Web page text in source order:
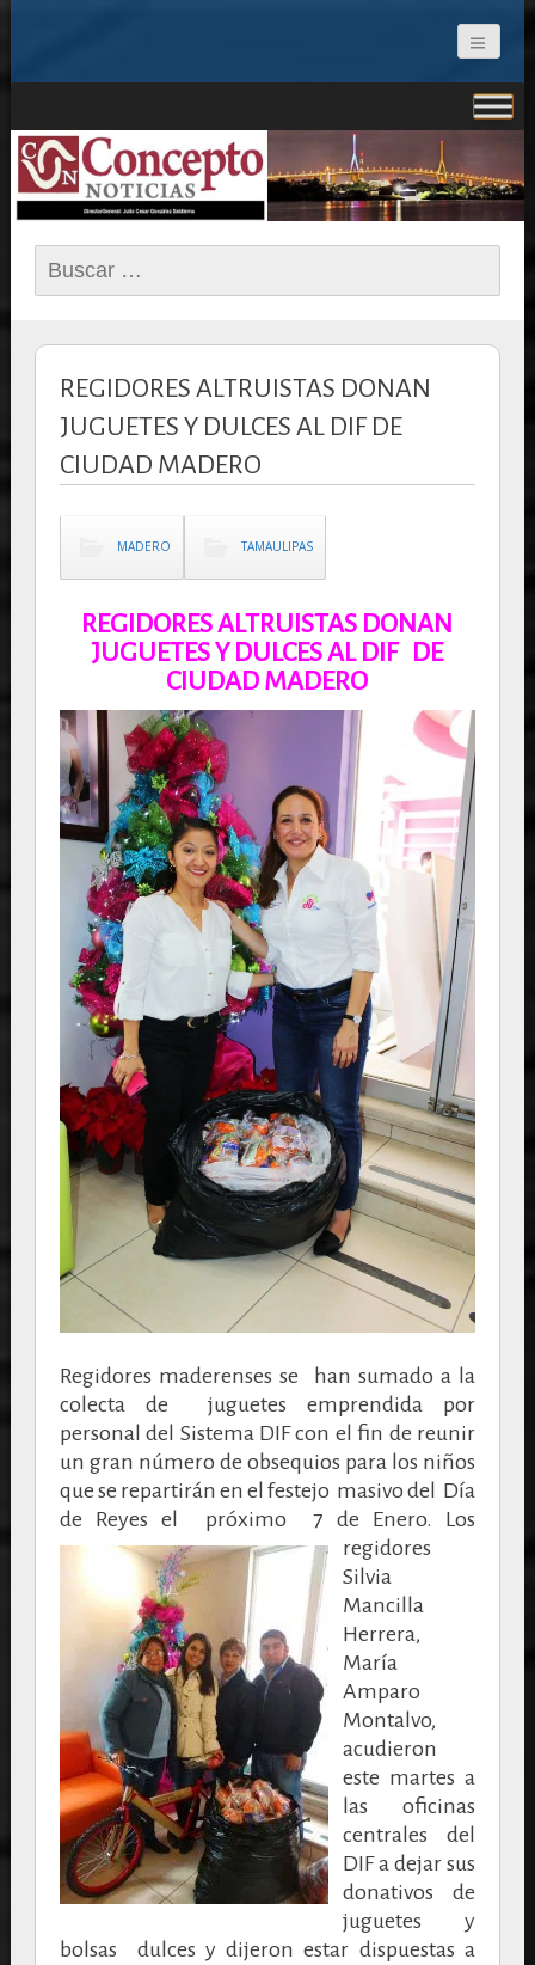
CONCEPTO NOTICIAS
Buscar:
REGIDORES ALTRUISTAS DONAN
JUGUETES Y DULCES AL DIF DE
CIUDAD MADERO
MADERO TAMAULIPAS
REGIDORES ALTRUISTAS DONAN
JUGUETES Y DULCES AL DIF DE
CIUDAD MADERO
Regidores maderenses se han sumado a la
colecta de juguetes emprendida por
personal del Sistema DIF con el fin de reunir
un gran número de obsequios para los niños
que se repartirán en el festejo masivo del Día
de Reyes el próximo 7 de Enero. Los
regidores
Silvia
Mancilla
Herrera,
María
Amparo
Montalvo,
acudieron
este martes a
las oficinas
centrales del
DIF a dejar sus
donativos de
juguetes y
bolsas dulces y dijeron estar dispuestas a